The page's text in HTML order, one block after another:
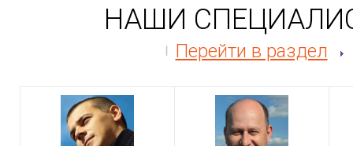
НАШИ
Перейти в раздел